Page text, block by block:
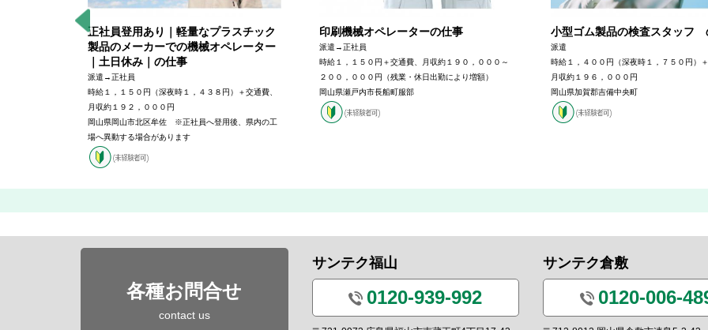
正社員登用あり｜軽量なプラスチック
製品のメーカーでの機械オペレーター
｜土日休み｜の仕事
派遣→正社員
時給１，１５０円（深夜時１，４３８円）＋交通費、
月収約１９２，０００円
岡山県岡山市北区牟佐 ※正社員へ登用後、県内の工
場へ異動する場合があります
印刷機械オペレーターの仕事
派遣→正社員
時給１，１５０円＋交通費、月収約１９０，０００～
２００，０００円（残業・休日出勤により増額）
岡山県瀬戸内市長船町服部
小型ゴム製品の検査スタッフ
派遣
時給１，４００円（深夜時１，７５０円）
月収約１９６，０００円
岡山県加賀郡吉備中央町
各種お問合せ
contact us
サンテク福山
0120-939-992
サンテク倉敷
0120-006-